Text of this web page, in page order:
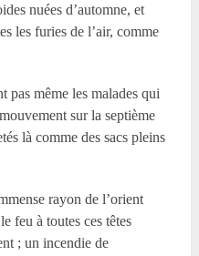
nuées d’automne, et
les furies de l’air, comme
pas même les malades qui
sur la septième
là comme des sacs pleins
rayon de l’orient
feu à toutes ces têtes
; un incendie de